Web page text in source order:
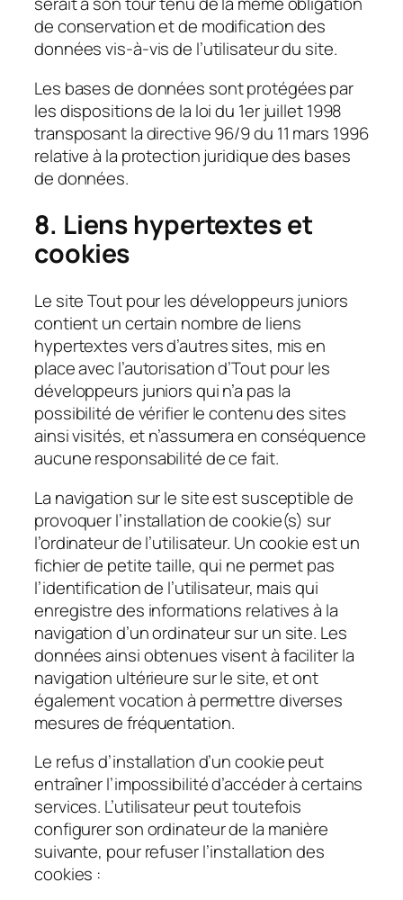
de conservation et de modification des
données vis-à-vis de l’utilisateur du site.
Les bases de données sont protégées par
les dispositions de la loi du 1er juillet 1998
transposant la directive 96/9 du 11 mars 1996
relative à la protection juridique des bases
de données.
8. Liens hypertextes et
cookies
Le site Tout pour les développeurs juniors
contient un certain nombre de liens
hypertextes vers d’autres sites, mis en
place avec l’autorisation d’Tout pour les
développeurs juniors qui n’a pas la
possibilité de vérifier le contenu des sites
ainsi visités, et n’assumera en conséquence
aucune responsabilité de ce fait.
La navigation sur le site est susceptible de
provoquer l’installation de cookie(s) sur
l’ordinateur de l’utilisateur. Un cookie est un
fichier de petite taille, qui ne permet pas
l’identification de l’utilisateur, mais qui
enregistre des informations relatives à la
navigation d’un ordinateur sur un site. Les
données ainsi obtenues visent à faciliter la
navigation ultérieure sur le site, et ont
également vocation à permettre diverses
mesures de fréquentation.
Le refus d’installation d’un cookie peut
entraîner l’impossibilité d’accéder à certains
services. L’utilisateur peut toutefois
configurer son ordinateur de la manière
suivante, pour refuser l’installation des
cookies :